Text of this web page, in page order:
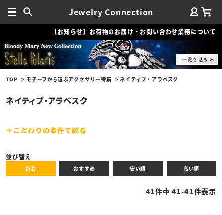
Jewelry Connection
【お知らせ】お荷物のお届け・お問い合わせ業務について
TOP モチーフから選ぶアクセサリー特集 ネイティブ・アラベスク
ネイティブ・アラベスク
こだわりの条件で絞る
並び替え
新着 おすすめ 安い順 高い順
41件中 41-41件表示